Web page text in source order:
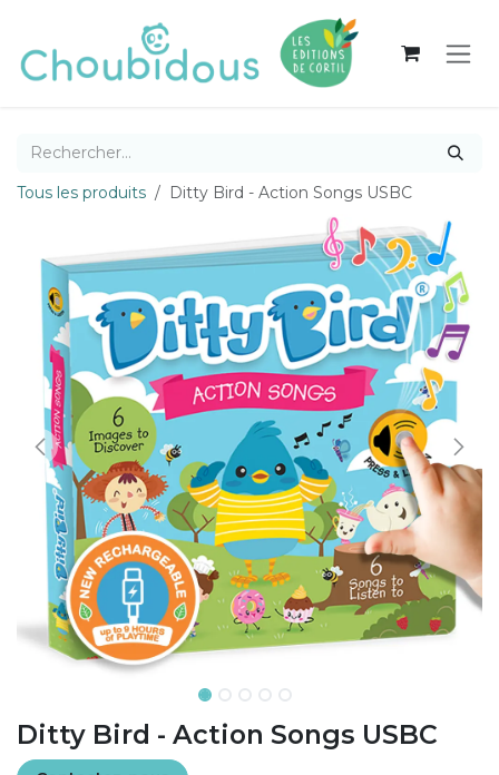
Tous les produits Ditty Bird - Action Songs USBC
Ditty Bird - Action Songs USBC